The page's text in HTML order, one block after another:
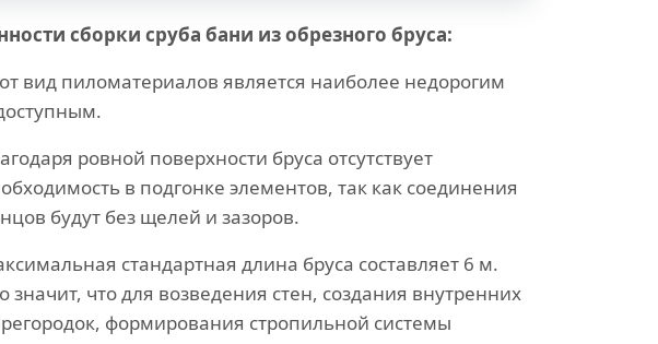
сборки сруба бани из обрезного бруса:
вид пиломатериалов является наиболее недорогим
ровной поверхности бруса отсутствует
в подгонке элементов, так как соединения
будут без щелей и зазоров.
стандартная длина бруса составляет 6 м.
значит, что для возведения стен, создания внутренних
формирования стропильной системы